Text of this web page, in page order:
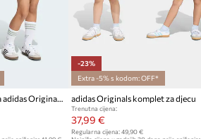
-23%
Extra -5% s kodom: OFF*
adidas Originals komplet za djecu
Trenutna cijena:
37,99 €
Regularna cijena: 49,90 €